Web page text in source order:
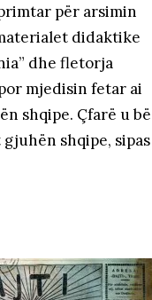
për arsimin
didaktike
dhe fletorja
mjedisin fetar ai
shqipe. Çfarë u bë
shqipe, sipas